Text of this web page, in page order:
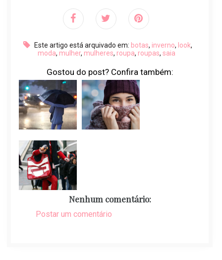
Este artigo está arquivado em: botas, inverno, look,
moda, mulher, mulheres, roupa, roupas, saia
Gostou do post? Confira também:
Nenhum comentário:
Postar um comentário